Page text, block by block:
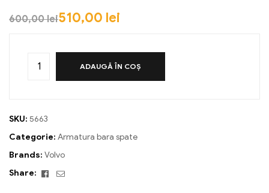
600,00lei510,00 lei
ADAUGĂ ÎN COȘ
SKU: 5663
Categorie: Armatura bara spate
Brands: Volvo
Share:
Facebook
Email